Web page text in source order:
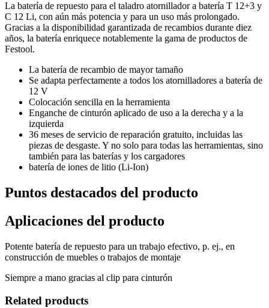
La batería de repuesto para el taladro atornillador a batería T 12+3 y
C 12 Li, con aún más potencia y para un uso más prolongado.
Gracias a la disponibilidad garantizada de recambios durante diez
años, la batería enriquece notablemente la gama de productos de
Festool.
La batería de recambio de mayor tamaño
Se adapta perfectamente a todos los atornilladores a batería de
12 V
Colocación sencilla en la herramienta
Enganche de cinturón aplicado de uso a la derecha y a la
izquierda
36 meses de servicio de reparación gratuito, incluidas las
piezas de desgaste. Y no solo para todas las herramientas, sino
también para las baterías y los cargadores
batería de iones de litio (Li-Ion)
Puntos destacados del producto
Aplicaciones del producto
Potente batería de repuesto para un trabajo efectivo, p. ej., en
construcción de muebles o trabajos de montaje
Siempre a mano gracias al clip para cinturón
Related products